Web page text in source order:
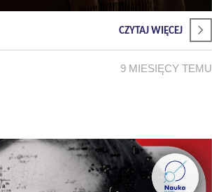
CZYTAJ WIĘCEJ
9 MIESIĘCY TEMU